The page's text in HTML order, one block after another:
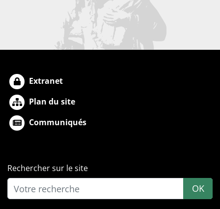
Extranet
Plan du site
Communiqués
Rechercher sur le site
OK